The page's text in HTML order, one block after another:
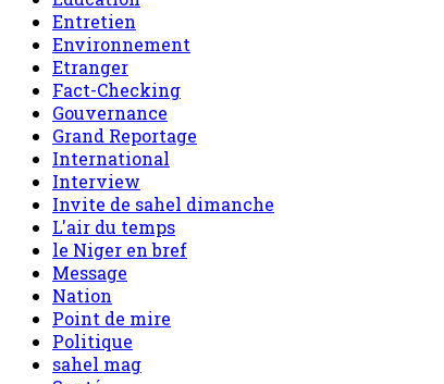
Entretien
Environnement
Etranger
Fact-Checking
Gouvernance
Grand Reportage
International
Interview
Invite de sahel dimanche
L'air du temps
le Niger en bref
Message
Nation
Point de mire
Politique
sahel mag